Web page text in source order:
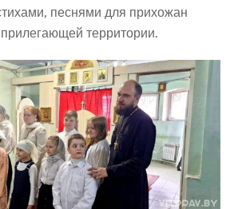
песнями для прихожан
территории.